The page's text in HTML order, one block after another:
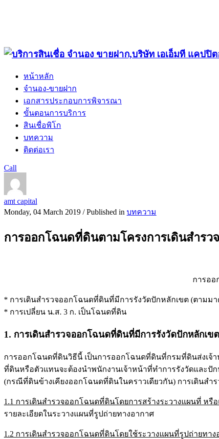
หน้าหลัก
จำนอง-ขายฝาก
เอกสารประกอบการพิจารณา
ขั้นตอนการบริการ
สินเชื่อพิโก
บทความ
ติดต่อเรา
Call
amt capital
Monday, 04 March 2019 /Published in บทความ
การออกโฉนดที่ดินตามโครงการเดินสำร
การออ
* การเดินสำรวจออกโฉนดที่ดินที่มีการรังวัดปักหลักเขต (ตามม
* การเปลี่ยน น.ส. 3 ก. เป็นโฉนดที่ดิน
1. การเดินสำรวจออกโฉนดที่ดินที่มีการรังวัดปักหลักเ
การออกโฉนดที่ดินวิธีนี้ เป็นการออกโฉนดที่ดินที่กรมที่ดินส่งเจ้
ที่ดินหรือตัวแทนจะต้องนำพนักงานเจ้าหน้าที่ทำการรังวัดและปั
(กรณีที่ดินข้างเคียงออกโฉนดที่ดินในคราวเดียวกัน) การเดินส
1.1 การเดินสำรวจออกโฉนดที่ดินโดยการสร้างระวางแผนที่ ห
รายละเอียดในระวางแผนที่รูปถ่ายทางอากาศ
1.2 การเดินสำรวจออกโฉนดที่ดินโดยใช้ระวางแผนที่รูปถ่ายทาง